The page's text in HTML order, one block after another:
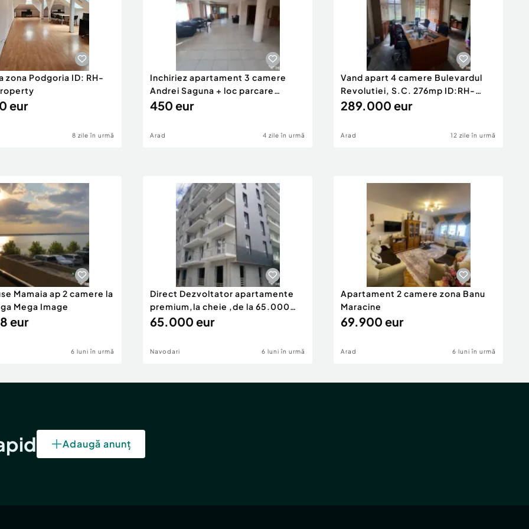
o grădină îngrijită
maturi, oferind un
simplă locuință –
inteligentă și
rară pentru
pe termen
unei
zona Podgoria ID: RH-
eur
8 zile în urmă
Inchiriez apartament 3 camere
Andrei Saguna + loc parcare
ID:RH-45483-
450 eur
Arad 4 zile în urmă
Vand apart 4 camere Bulevardul
Revolutiei, S.C. 276mp ID:RH-
45447-prop
289.000 eur
Arad 12 zile în urmă
Mamaia ap 2 camere la
Mega Image
eur
6 luni în urmă
Direct Dezvoltator apartamente
premium,la cheie ,de la 65.000
eur
65.000 eur
Navodari 6 luni în urmă
Apartament 2 camere zona Banu
Maracine
69.900 eur
Arad 6 luni în urmă
Adaugă anunț